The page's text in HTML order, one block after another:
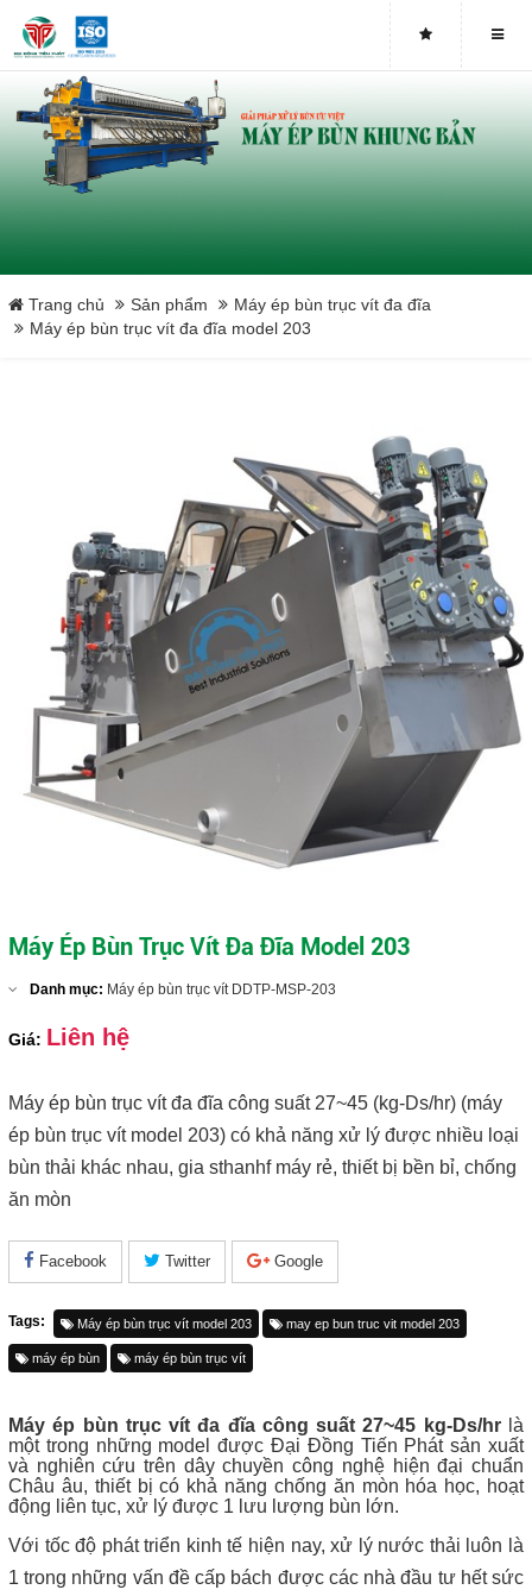
Máy ép bùn trục vít DDTP-MSP-251
Máy ép bùn trục vít DDTP-MSP-252
Máy ép bùn trục vít DDTP-MSP-253
Máy ép bùn trục vít DDTP-MSP-302
Máy ép bùn trục vít DDTP-MSP-303
Máy ép bùn trục vít DDTP-MSP-402
Máy ép bùn trục vít DDTP-MSP-403
Máy ép bùn trục vít DDTP-MSP-404
Close
Trang chủ Sản phẩm
Máy ép bùn trục vít đa đĩa
Máy ép bùn trục vít đa đĩa model 203
Máy Ép Bùn Trục Vít Đa Đĩa Model 203
Danh mục: Máy ép bùn trục vít DDTP-MSP-203
Giá: Liên hệ
Máy ép bùn trục vít đa đĩa công suất 27~45 (kg-Ds/hr) (máy
ép bùn trục vít model 203) có khả năng xử lý được nhiều loại
bùn thải khác nhau, gia sthanhf máy rẻ, thiết bị bền bỉ, chống
ăn mòn
Facebook Twitter Google
Tags: Máy ép bùn trục vít model 203 may ep bun truc vit model 203
máy ép bùn máy ép bùn trục vít
Máy ép bùn trục vít đa đĩa công suất 27~45 kg-Ds/hrlà
một trong những model được Đại Đồng Tiến Phát sản xuất
và nghiên cứu trên dây chuyền công nghệ hiện đại chuẩn
Châu âu, thiết bị có khả năng chống ăn mòn hóa học, hoạt
động liên tục, xử lý được 1 lưu lượng bùn lớn.
Với tốc độ phát triển kinh tế hiện nay, xử lý nước thải luôn là
1 trong những vấn đề cấp bách được các nhà đầu tư hết sức